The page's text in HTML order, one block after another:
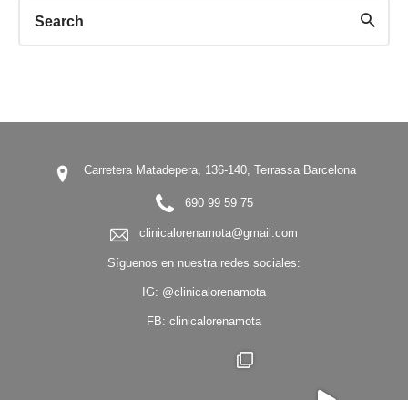
Carretera Matadepera, 136-140, Terrassa Barcelona
690 99 59 75
clinicalorenamota@gmail.com
Síguenos en nuestra redes sociales:
IG: @clinicalorenamota
FB: clinicalorenamota